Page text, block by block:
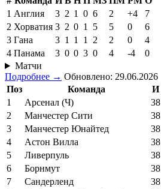
1 Англия 3 2 1 0 6 2 +4
7
2 Хорватия 3 2 0 1 5 5 0
6
3 Гана 3 1 1 1 2 2 0
4
4 Панама 3 0 0 3 0 4 -4
0
Матчи
Подробнее → Обновлено: 29.06.2026
Поз
Команда И
1
Арсенал (Ч) 38
2
Манчестер Сити 38
3
Манчестер Юнайтед 38
4
Астон Вилла 38
5
Ливерпуль 38
6
Борнмут 38
7
Сандерленд 38